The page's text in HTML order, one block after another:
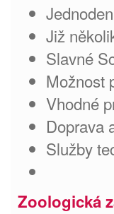
Již
Slavné
Možnost
Vhodné
Doprava
Služby
Zoologická